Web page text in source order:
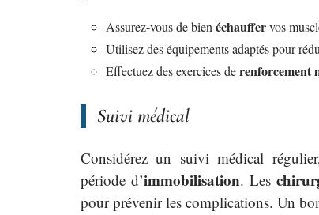
Assurez-vous de bien échauffervos
Utilisez des équipements adaptés pour
Effectuez des exercices derenforcement
Suivi médical
Considérez un suivi médical
période d’immobilisation. Les
pour prévenir les complications. Un